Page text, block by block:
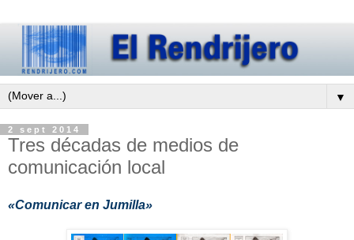
▼
2 sept 2014
Tres décadas de medios de
comunicación local
«Comunicar en Jumilla»